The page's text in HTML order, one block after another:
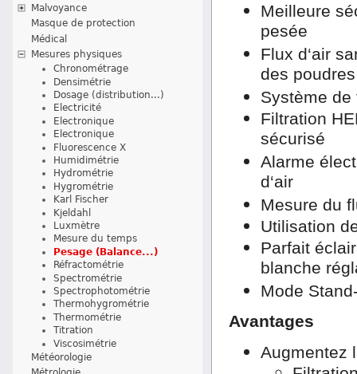
Malvoyance
Masque de protection
Médical
Mesures physiques
Chronométrage
Densimétrie
Dosage (distribution...)
Electricité
Electronique
Electronique
Fluorescence X
Humidimétrie
Hydrométrie
Hygrométrie
Karl Fischer
Kjeldahl
Luxmètre
Mesure du temps
Pesage (Balance...)
Réfractométrie
Spectrométrie
Spectrophotométrie
Thermohygrométrie
Thermométrie
Titration
Viscosimétrie
Météorologie
Meilleure
pesée
Flux d‘air
des
Système
Filtration
sécurisé
Alarme
d‘air
Mesure du
Utilisation
Parfait
blanche
Mode
Avantages
Augmentez